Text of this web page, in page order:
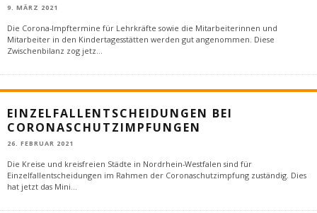
9. MÄRZ 2021
Die Corona-Impftermine für Lehrkräfte sowie die Mitarbeiterinnen und
Mitarbeiter in den Kindertagesstätten werden gut angenommen. Diese
Zwischenbilanz zog jetz
EINZELFALLENTSCHEIDUNGEN BEI
CORONASCHUTZIMPFUNGEN
26. FEBRUAR 2021
Die Kreise und kreisfreien Städte in Nordrhein-Westfalen sind für
Einzelfallentscheidungen im Rahmen der Coronaschutzimpfung zuständig. Dies
hat jetzt das Mini...